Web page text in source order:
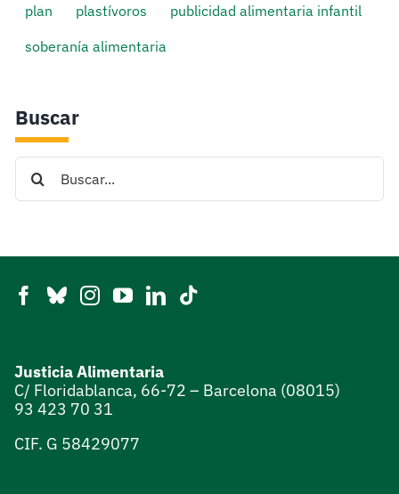
plan
plastívoros
publicidad alimentaria infantil
soberanía alimentaria
Buscar
Search
for:
Justicia Alimentaria
C/ Floridablanca, 66-72 – Barcelona (08015)
93 423 70 31
CIF. G 58429077